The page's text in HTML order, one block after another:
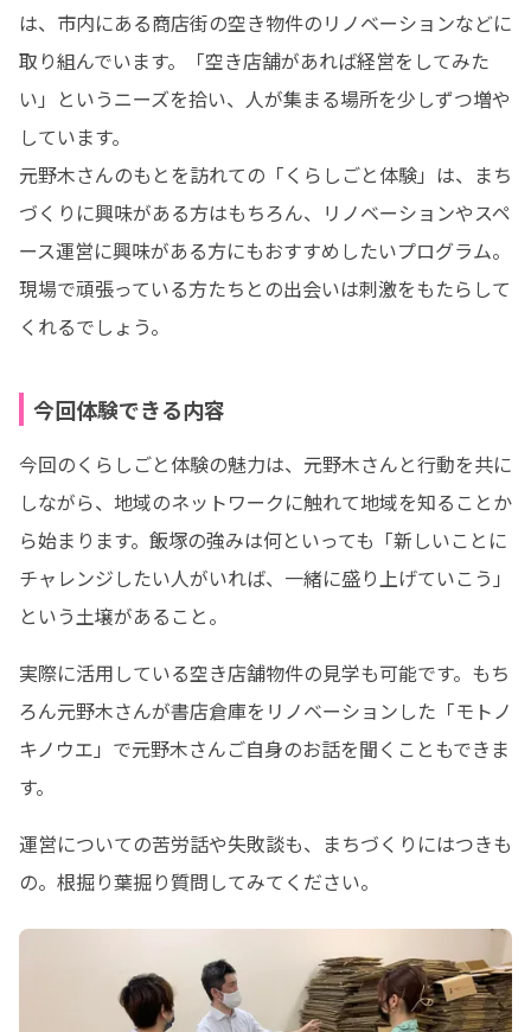
は、市内にある商店街の空き物件のリノベーションなどに
取り組んでいます。「空き店舗があれば経営をしてみた
い」というニーズを拾い、人が集まる場所を少しずつ増や
しています。
元野木さんのもとを訪れての「くらしごと体験」は、まち
づくりに興味がある方はもちろん、リノベーションやスペ
ース運営に興味がある方にもおすすめしたいプログラム。
現場で頑張っている方たちとの出会いは刺激をもたらして
くれるでしょう。
今回体験できる内容
今回のくらしごと体験の魅力は、元野木さんと行動を共に
しながら、地域のネットワークに触れて地域を知ることか
ら始まります。飯塚の強みは何といっても「新しいことに
チャレンジしたい人がいれば、一緒に盛り上げていこう」
という土壌があること。
実際に活用している空き店舗物件の見学も可能です。もち
ろん元野木さんが書店倉庫をリノベーションした「モトノ
キノウエ」で元野木さんご自身のお話を聞くこともできま
す。
運営についての苦労話や失敗談も、まちづくりにはつきも
の。根掘り葉掘り質問してみてください。